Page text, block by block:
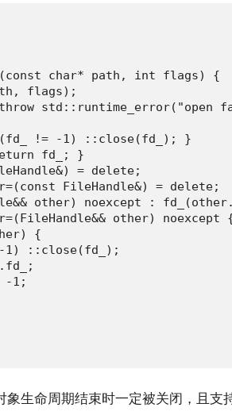
char* path, int flags) {
flags);
std::runtime_error("open
!= -1) ::close(fd_); }
fd_; }
= delete;
FileHandle&) = delete;
other) noexcept :
other) noexcept
{
::close(fd_);
-1;
象生命周期结束时一定被关闭，且支